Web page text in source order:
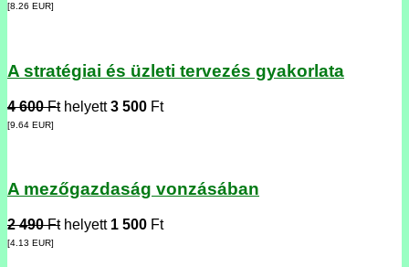
[8.26 EUR]
A stratégiai és üzleti tervezés gyakorlata
4 600 Fthelyett3 500 Ft
[9.64 EUR]
A mezőgazdaság vonzásában
2 490 Fthelyett 1 500 Ft
[4.13 EUR]